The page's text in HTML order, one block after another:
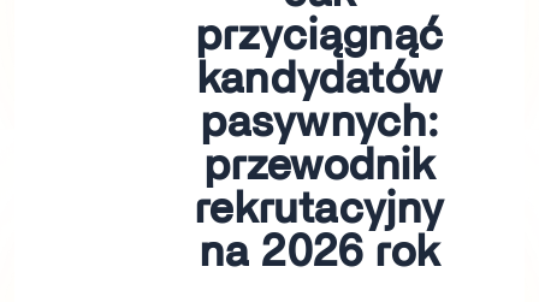
przyciągnąć
kandydatów
pasywnych:
przewodnik
rekrutacyjny
na 2026 rok